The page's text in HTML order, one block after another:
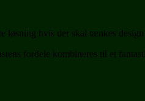
løsning hvis der skal tænkes
fordele kombineres til et